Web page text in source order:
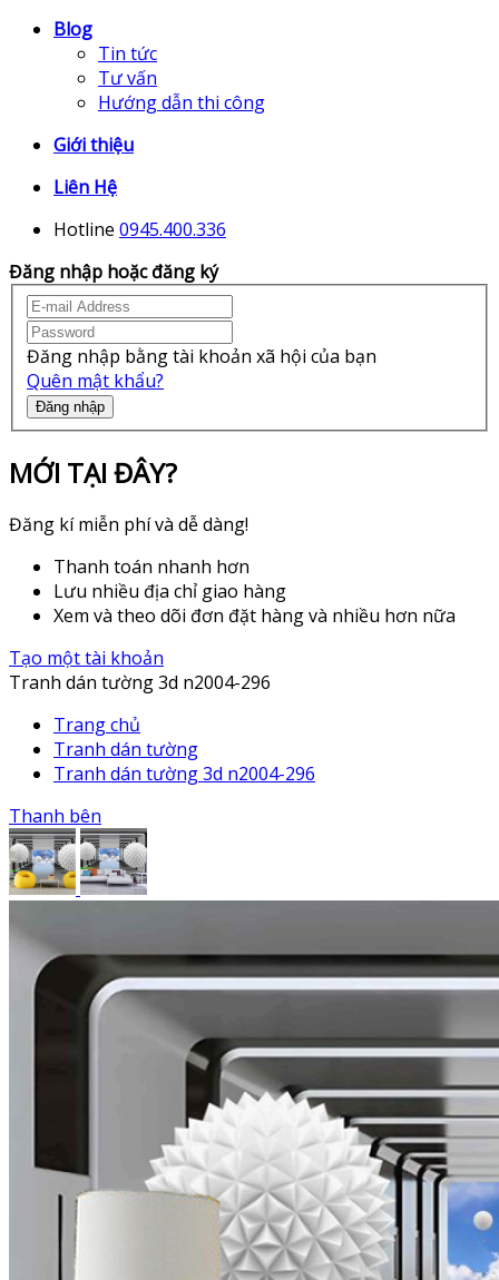
Blog
Tin tức
Tư vấn
Hướng dẫn thi công
Giới thiệu
Liên Hệ
Hotline 0945.400.336
Đăng nhập hoặc đăng ký
Đăng nhập bằng tài khoản xã hội của bạn
Quên mật khẩu?
Đăng nhập
MỚI TẠI ĐÂY?
Đăng kí miễn phí và dễ dàng!
Thanh toán nhanh hơn
Lưu nhiều địa chỉ giao hàng
Xem và theo dõi đơn đặt hàng và nhiều hơn nữa
Tạo một tài khoản
Tranh dán tường 3d n2004-296
Trang chủ
Tranh dán tường
Tranh dán tường 3d n2004-296
Thanh bên